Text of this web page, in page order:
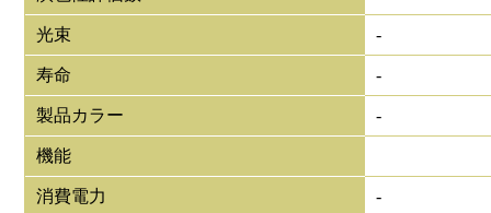
光束 -
寿命 -
製品カラー -
機能
消費電力 -